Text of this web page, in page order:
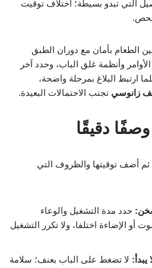
التي تبدو بسيطة؛ اختلاف توقيت
الطعام بأمان مع دوران الطبق
وأنظمة غلق الباب، وحدد آخر
ارتبط البلاغ بمرحلة واضحة،
زانوسي تجنب الاحتمالات البعيدة.
دقيقًا
ثم أضف توقيتها والظروف التي
حدد مدة التشغيل والوعاء
أو الإضاءة اختلفا، ولا تكرر التشغيل
يبدأ: لا تضغط على الباب بعنف؛ سلامة